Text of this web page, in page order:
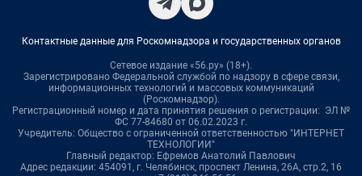
Контактные данные для Роскомнадзора и государственных органов
Сетевое издание «56.ру» (18+).
Зарегистрировано Федеральной службой по надзору в сфере связи,
информационных технологий и массовых коммуникаций
(Роскомнадзор).
Регистрационный номер и дата принятия решения о регистрации: ЭЛ №
ФС 77-84680 от 06.02.2023 г.
Учредитель: Общество с ограниченной ответственностью "ИНТЕРНЕТ
ТЕХНОЛОГИИ"
Главный редактор: Ефремов Анатолий Павлович
Адрес редакции: 454091, г. Челябинск, проспект Ленина, 26А, стр.2, 16